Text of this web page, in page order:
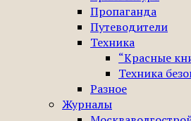
Пропаганда
Путеводители
Техника
“Красные
Техника
Разное
Журналы